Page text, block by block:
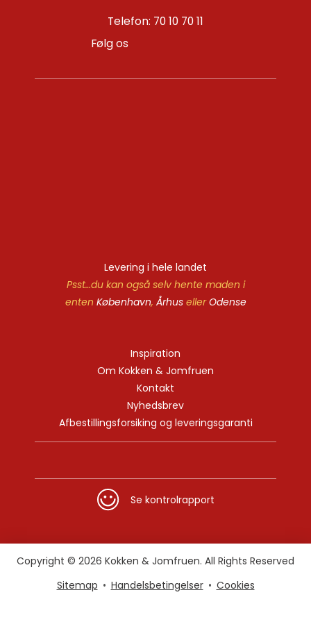
Telefon: 70 10 70 11
Følg os
Levering i hele landet
Psst…du kan også selv hente maden i
enten København, ÅrhusellerOdense
Inspiration
Om Kokken & Jomfruen
Kontakt
Nyhedsbrev
Afbestillingsforsiking og leveringsgaranti
Se kontrolrapport
Copyright © 2026 Kokken & Jomfruen. All Rights Reserved
Sitemap
Handelsbetingelser Cookies